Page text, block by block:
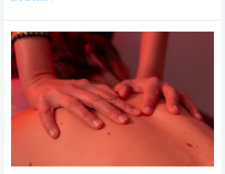
Le
massage
ayurvédique
se
connecter
ses